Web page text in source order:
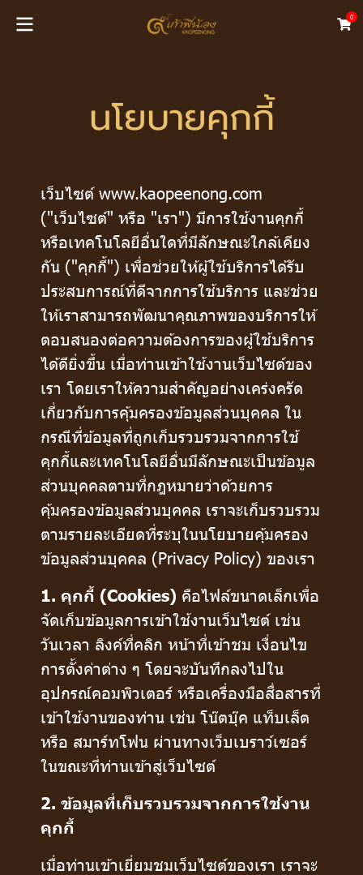
0
นโยบายคุกกี้
เว็บไซต์ www.kaopeenong.com
("เว็บไซต์" หรือ "เรา") มีการใช้งานคุกกี้
หรือเทคโนโลยีอื่นใดที่มีลักษณะใกล้เคียง
กัน ("คุกกี้") เพื่อช่วยให้ผู้ใช้บริการได้รับ
ประสบการณ์ที่ดีจากการใช้บริการ และช่วย
ให้เราสามารถพัฒนาคุณภาพของบริการให้
ตอบสนองต่อความต้องการของผู้ใช้บริการ
ได้ดียิ่งขึ้น เมื่อท่านเข้าใช้งานเว็บไซต์ของ
เรา โดยเราให้ความสำคัญอย่างเคร่งครัด
เกี่ยวกับการคุ้มครองข้อมูลส่วนบุคคล ใน
กรณีที่ข้อมูลที่ถูกเก็บรวบรวมจากการใช้
คุกกี้และเทคโนโลยีอื่นมีลักษณะเป็นข้อมูล
ส่วนบุคคลตามที่กฎหมายว่าด้วยการ
คุ้มครองข้อมูลส่วนบุคคล เราจะเก็บรวบรวม
ตามรายละเอียดที่ระบุในนโยบายคุ้มครอง
ข้อมูลส่วนบุคคล (Privacy Policy) ของเรา
1. คุกกี้ (Cookies) คือไฟล์ขนาดเล็กเพื่อ
จัดเก็บข้อมูลการเข้าใช้งานเว็บไซต์ เช่น
วันเวลา ลิงค์ที่คลิก หน้าที่เข้าชม เงื่อนไข
การตั้งค่าต่าง ๆ โดยจะบันทึกลงไปใน
อุปกรณ์คอมพิวเตอร์ หรือเครื่องมือสื่อสารที่
เข้าใช้งานของท่าน เช่น โน๊ตบุ๊ค แท็บเล็ต
หรือ สมาร์ทโฟน ผ่านทางเว็บเบราว์เซอร์
ในขณะที่ท่านเข้าสู่เว็บไซต์
2. ข้อมูลที่เก็บรวบรวมจากการใช้งาน
คุกกี้
เมื่อท่านเข้าเยี่ยมชมเว็บไซต์ของเรา เราจะ